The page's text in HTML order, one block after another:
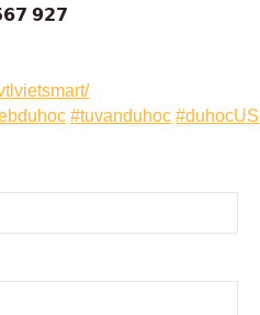
𝟵𝟮𝟳
#tuvanduhoc #duhocUS